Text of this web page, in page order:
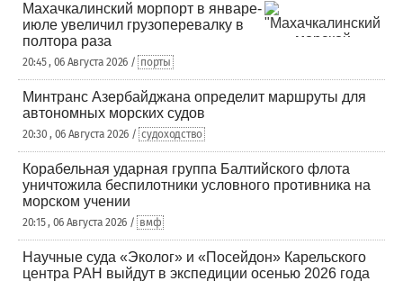
Махачкалинский морпорт в январе-
июле увеличил грузоперевалку в
полтора раза
20:45 , 06 Августа 2026 / порты
Минтранс Азербайджана определит маршруты для
автономных морских судов
20:30 , 06 Августа 2026 / судоходство
Корабельная ударная группа Балтийского флота
уничтожила беспилотники условного противника на
морском учении
20:15 , 06 Августа 2026 / вмф
Научные суда «Эколог» и «Посейдон» Карельского
центра РАН выйдут в экспедиции осенью 2026 года